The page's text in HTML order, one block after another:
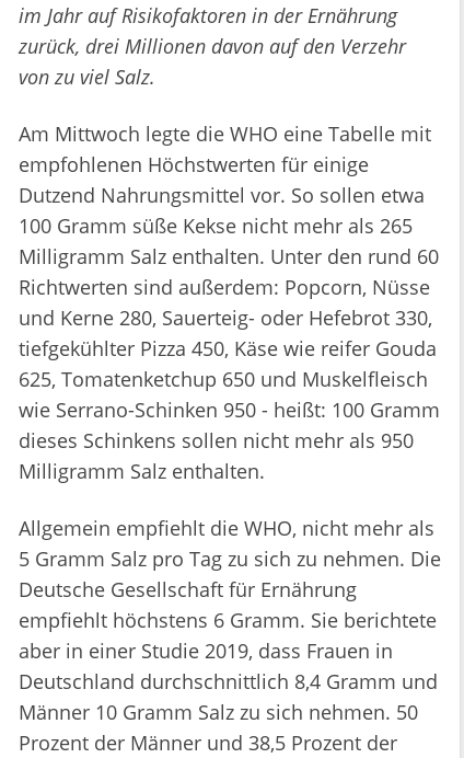
im Jahr auf Risikofaktoren in der Ernährung
zurück, drei Millionen davon auf den Verzehr
von zu viel Salz.
Am Mittwoch legte die WHO eine Tabelle mit
empfohlenen Höchstwerten für einige
Dutzend Nahrungsmittel vor. So sollen etwa
100 Gramm süße Kekse nicht mehr als 265
Milligramm Salz enthalten. Unter den rund 60
Richtwerten sind außerdem: Popcorn, Nüsse
und Kerne 280, Sauerteig- oder Hefebrot 330,
tiefgekühlter Pizza 450, Käse wie reifer Gouda
625, Tomatenketchup 650 und Muskelfleisch
wie Serrano-Schinken 950 - heißt: 100 Gramm
dieses Schinkens sollen nicht mehr als 950
Milligramm Salz enthalten.
Allgemein empfiehlt die WHO, nicht mehr als
5 Gramm Salz pro Tag zu sich zu nehmen. Die
Deutsche Gesellschaft für Ernährung
empfiehlt höchstens 6 Gramm. Sie berichtete
aber in einer Studie 2019, dass Frauen in
Deutschland durchschnittlich 8,4 Gramm und
Männer 10 Gramm Salz zu sich nehmen. 50
Prozent der Männer und 38,5 Prozent der